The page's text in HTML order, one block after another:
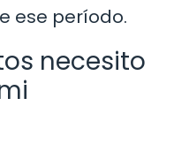
ese período.
necesito